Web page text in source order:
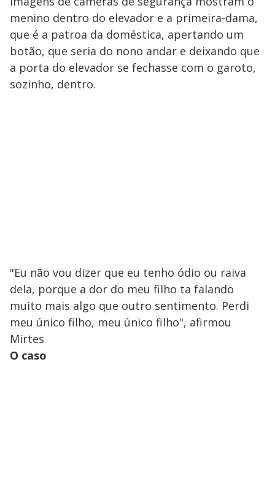
menino dentro do elevador e a primeira-dama,
que é a patroa da doméstica, apertando um
botão, que seria do nono andar e deixando que
a porta do elevador se fechasse com o garoto,
sozinho, dentro.
"Eu não vou dizer que eu tenho ódio ou raiva
dela, porque a dor do meu filho ta falando
muito mais algo que outro sentimento. Perdi
meu único filho, meu único filho", afirmou
Mirtes
O caso